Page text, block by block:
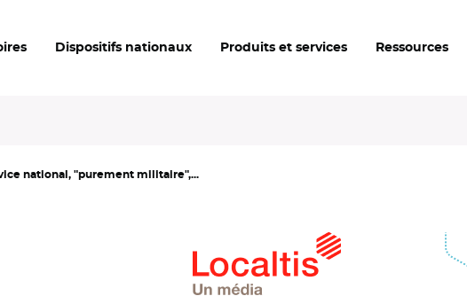
Dispositifs nationaux Produits et services Ressources
national, "purement militaire",...